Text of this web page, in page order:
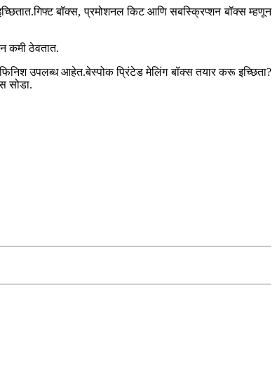
बॉक्स, प्रमोशनल किट आणि सबस्क्रिप्शन बॉक्स म्हणून
कमी ठेवतात.
उपलब्ध आहेत.बेस्पोक प्रिंटेड मेलिंग बॉक्स तयार करू इच्छिता?
सोडा.